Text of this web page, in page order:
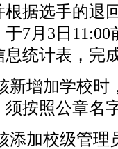
据选手的退
7月3日
息统计表，完
新增加学校时
按照公章名
添加校级管理